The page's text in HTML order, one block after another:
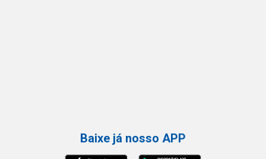
Baixe já nosso APP